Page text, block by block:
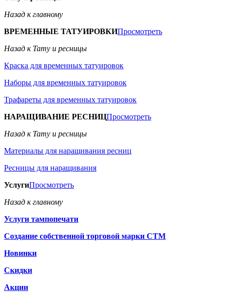
Назад к главному
ВРЕМЕННЫЕ ТАТУИРОВКИПросмотреть
Назад к Тату и ресницы
Краска для временных татуировок
Наборы для временных татуировок
Трафареты для временных татуировок
НАРАЩИВАНИЕ РЕСНИЦПросмотреть
Назад к Тату и ресницы
Материалы для наращивания ресниц
Ресницы для наращивания
УслугиПросмотреть
Назад к главному
Услуги тампопечати
Создание собственной торговой марки СТМ
Новинки
Скидки
Акции